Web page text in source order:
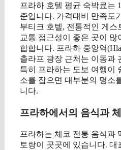
프라하 호텔 평균 숙박료는
준입니다. 가격대비 만족도
부티크 호텔, 전통적인 게스
교통 접근성이 좋은 곳이 많
합합니다. 프라하 중앙역
츨라프 광장 근처는 이동과
특히 프라하는 도보 여행이
소를 잡으면 대부분의 명소
니다.
프라하에서의 음식과
프라하는 체코 전통 음식과
토랑이 곳곳에 있습니다.